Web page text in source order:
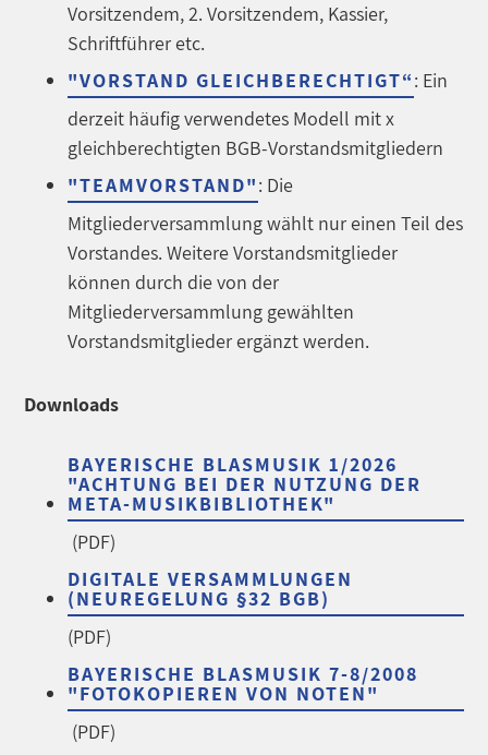
Vorsitzendem, 2. Vorsitzendem, Kassier,
Schriftführer etc.
"VORSTAND GLEICHBERECHTIGT“: Ein
derzeit häufig verwendetes Modell mit x
gleichberechtigten BGB-Vorstandsmitgliedern
"TEAMVORSTAND": Die
Mitgliederversammlung wählt nur einen Teil des
Vorstandes. Weitere Vorstandsmitglieder
können durch die von der
Mitgliederversammlung gewählten
Vorstandsmitglieder ergänzt werden.
Downloads
BAYERISCHE BLASMUSIK 1/2026
"ACHTUNG BEI DER NUTZUNG DER
META-MUSIKBIBLIOTHEK"
(PDF)
DIGITALE VERSAMMLUNGEN
(NEUREGELUNG §32 BGB)
(PDF)
BAYERISCHE BLASMUSIK 7-8/2008
"FOTOKOPIEREN VON NOTEN"
(PDF)